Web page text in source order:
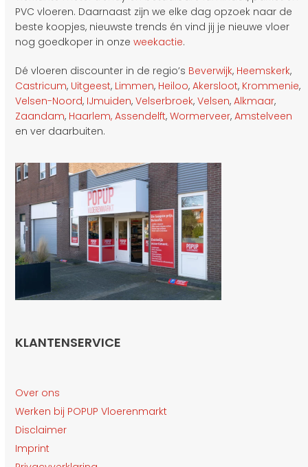
PVC vloeren. Daarnaast zijn we elke dag opzoek naar de
beste koopjes, nieuwste trends én vind jij je nieuwe vloer
nog goedkoper in onzeweekactie.
Dé vloeren discounter in de regio’s Beverwijk, Heemskerk,
Castricum, Uitgeest, Limmen, Heiloo,Akersloot, Krommenie,
Velsen-Noord, IJmuiden,Velserbroek,Velsen,Alkmaar,
Zaandam, Haarlem, Assendelft,Wormerveer,Amstelveen
en ver daarbuiten.
KLANTENSERVICE
Over ons
Werken bij POPUP Vloerenmarkt
Disclaimer
Imprint